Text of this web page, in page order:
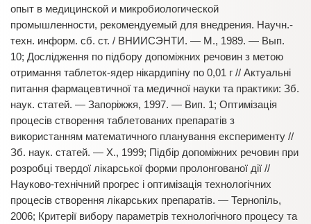
опыт в медицинской и микробиологической
промышленности, рекомендуемый для внедрения. Научн.-
техн. информ. сб. ст. / ВНИИСЭНТИ. — М., 1989. — Вып.
10; Дослідження по підбору допоміжних речовин з метою
отримання таблеток-ядер нікардипіну по 0,01 г // Актуальні
питання фармацевтичної та медичної науки та практики: Зб.
наук. статей. — Запоріжжя, 1997. — Вип. 1; Оптимізація
процесів створення таблетованих препаратів з
використанням математичного планування експерименту //
Зб. наук. статей. — Х., 1999; Підбір допоміжних речовин при
розробці твердої лікарської форми пролонгованої дії //
Науково-технічний прогрес і оптимізація технологічних
процесів створення лікарських препаратів. — Тернопіль,
2006; Критерії вибору параметрів технологічного процесу та